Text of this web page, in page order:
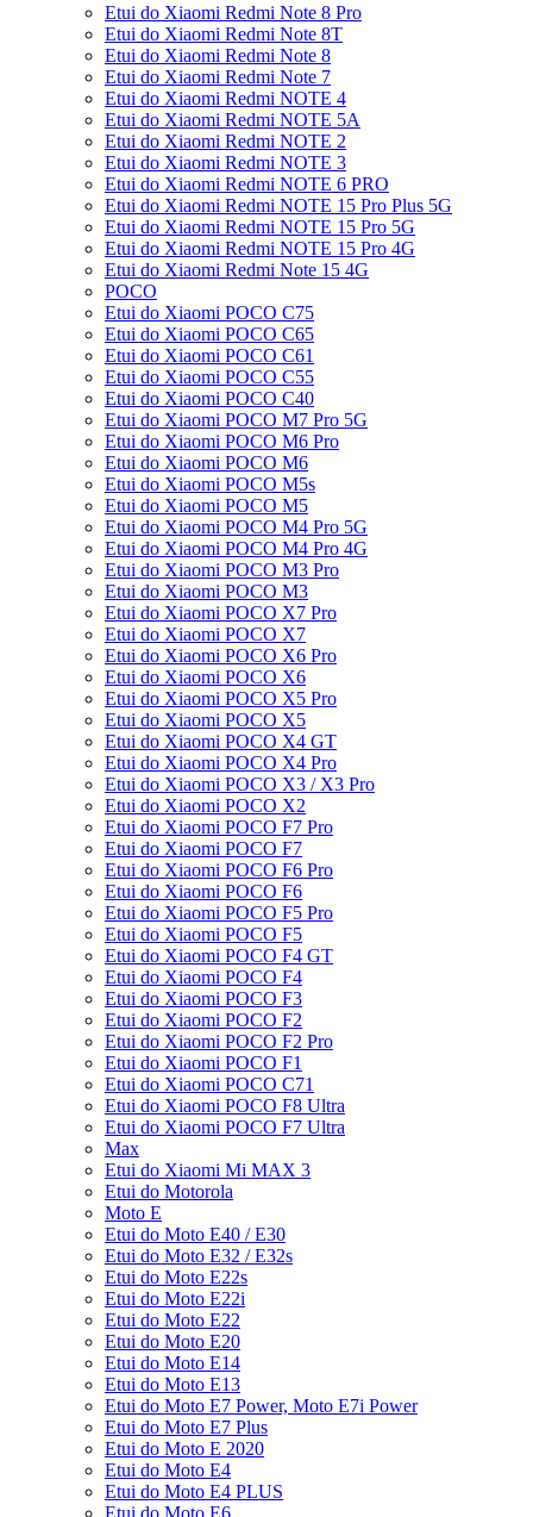
Etui do Xiaomi Redmi Note 8 Pro
Etui do Xiaomi Redmi Note 8T
Etui do Xiaomi Redmi Note 8
Etui do Xiaomi Redmi Note 7
Etui do Xiaomi Redmi NOTE 4
Etui do Xiaomi Redmi NOTE 5A
Etui do Xiaomi Redmi NOTE 2
Etui do Xiaomi Redmi NOTE 3
Etui do Xiaomi Redmi NOTE 6 PRO
Etui do Xiaomi Redmi NOTE 15 Pro Plus 5G
Etui do Xiaomi Redmi NOTE 15 Pro 5G
Etui do Xiaomi Redmi NOTE 15 Pro 4G
Etui do Xiaomi Redmi Note 15 4G
POCO
Etui do Xiaomi POCO C75
Etui do Xiaomi POCO C65
Etui do Xiaomi POCO C61
Etui do Xiaomi POCO C55
Etui do Xiaomi POCO C40
Etui do Xiaomi POCO M7 Pro 5G
Etui do Xiaomi POCO M6 Pro
Etui do Xiaomi POCO M6
Etui do Xiaomi POCO M5s
Etui do Xiaomi POCO M5
Etui do Xiaomi POCO M4 Pro 5G
Etui do Xiaomi POCO M4 Pro 4G
Etui do Xiaomi POCO M3 Pro
Etui do Xiaomi POCO M3
Etui do Xiaomi POCO X7 Pro
Etui do Xiaomi POCO X7
Etui do Xiaomi POCO X6 Pro
Etui do Xiaomi POCO X6
Etui do Xiaomi POCO X5 Pro
Etui do Xiaomi POCO X5
Etui do Xiaomi POCO X4 GT
Etui do Xiaomi POCO X4 Pro
Etui do Xiaomi POCO X3 / X3 Pro
Etui do Xiaomi POCO X2
Etui do Xiaomi POCO F7 Pro
Etui do Xiaomi POCO F7
Etui do Xiaomi POCO F6 Pro
Etui do Xiaomi POCO F6
Etui do Xiaomi POCO F5 Pro
Etui do Xiaomi POCO F5
Etui do Xiaomi POCO F4 GT
Etui do Xiaomi POCO F4
Etui do Xiaomi POCO F3
Etui do Xiaomi POCO F2
Etui do Xiaomi POCO F2 Pro
Etui do Xiaomi POCO F1
Etui do Xiaomi POCO C71
Etui do Xiaomi POCO F8 Ultra
Etui do Xiaomi POCO F7 Ultra
Max
Etui do Xiaomi Mi MAX 3
Etui do Motorola
Moto E
Etui do Moto E40 / E30
Etui do Moto E32 / E32s
Etui do Moto E22s
Etui do Moto E22i
Etui do Moto E22
Etui do Moto E20
Etui do Moto E14
Etui do Moto E13
Etui do Moto E7 Power, Moto E7i Power
Etui do Moto E7 Plus
Etui do Moto E 2020
Etui do Moto E4
Etui do Moto E4 PLUS
Etui do Moto E6